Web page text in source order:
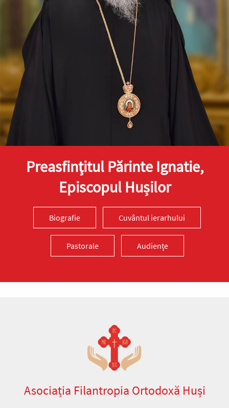
Preasfinţitul Părinte Ignatie,
Episcopul Hușilor
Biografie Cuvântul ierarhului
Pastorale Audiențe
Asociația Filantropia Ortodoxă Huși